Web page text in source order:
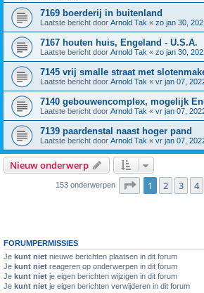
7169 boerderij in buitenland
Laatste bericht door Arnold Tak « zo jan 30,
7167 houten huis, Engeland - U.S.A.
Laatste bericht door Arnold Tak « zo jan 30,
7145 vrij smalle straat met
Laatste bericht door Arnold Tak « vr jan 07,
7140 gebouwencomplex, mogelijk
Laatste bericht door Arnold Tak « vr jan 07,
7139 paardenstal naast hoger pand
Laatste bericht door Arnold Tak « vr jan 07,
Nieuw onderwerp
153 onderwerpen Pagina van 8
1 2 3 4
FORUMPERMISSIES
Je kunt niet nieuwe berichten plaatsen in dit forum
Je kunt niet reageren op onderwerpen in dit forum
Je kunt niet je eigen berichten wijzigen in dit forum
Je kunt niet je eigen berichten verwijderen in dit forum